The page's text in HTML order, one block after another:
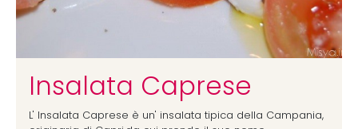
Insalata Caprese
L' Insalata Caprese è un' insalata tipica della Campania,